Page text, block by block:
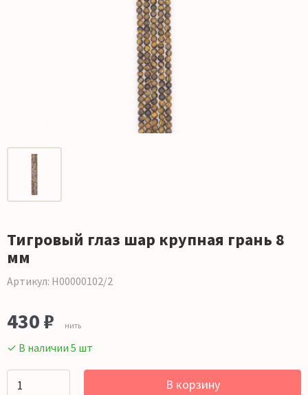
Тигровый глаз шар крупная грань 8
мм
Артикул: Н00000102/2
430 ₽ нить
✓ В наличии 5 шт
В корзину